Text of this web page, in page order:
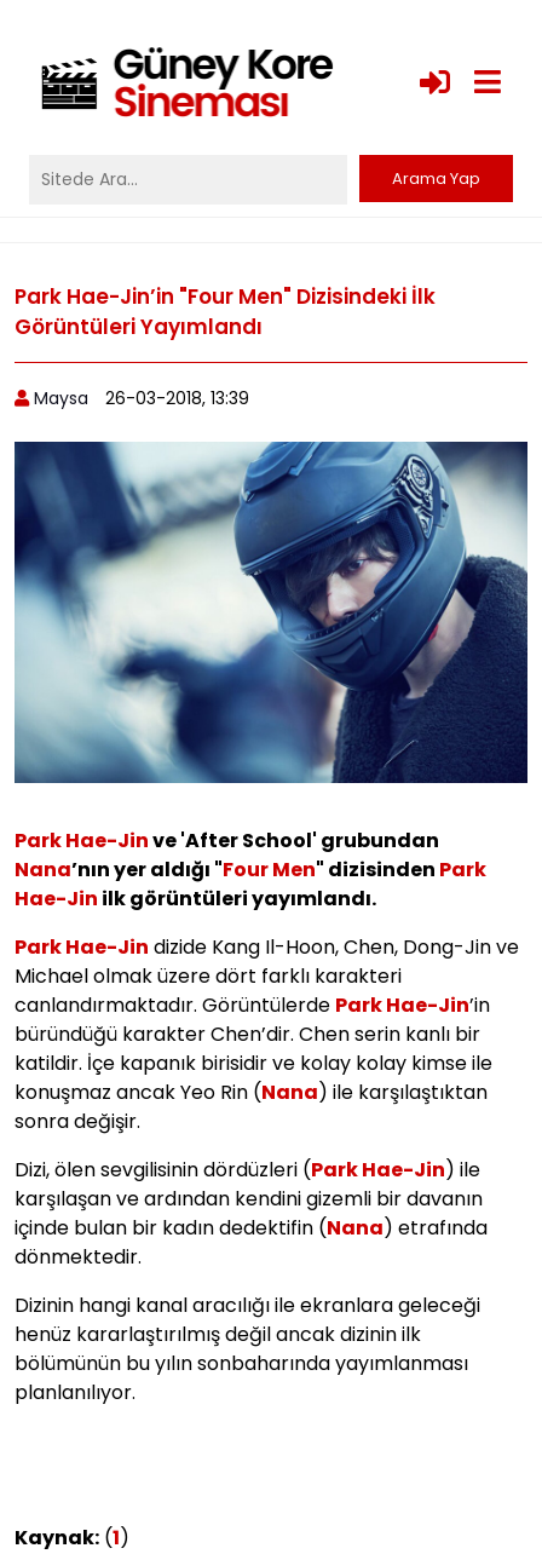
Park Hae-Jin’in "Four Men" Dizisindeki İlk
Görüntüleri Yayımlandı
Maysa 26-03-2018, 13:39
Park Hae-Jinve 'After School' grubundan
Nana’nın yer aldığı "Four Men" dizisinden Park
Hae-Jin ilk görüntüleri yayımlandı.
Park Hae-Jin dizide Kang Il-Hoon, Chen, Dong-Jin ve
Michael olmak üzere dört farklı karakteri
canlandırmaktadır. Görüntülerde Park Hae-Jin’in
büründüğü karakter Chen’dir. Chen serin kanlı bir
katildir. İçe kapanık birisidir ve kolay kolay kimse ile
konuşmaz ancak Yeo Rin (Nana) ile karşılaştıktan
sonra değişir.
Dizi, ölen sevgilisinin dördüzleri (Park Hae-Jin) ile
karşılaşan ve ardından kendini gizemli bir davanın
içinde bulan bir kadın dedektifin (Nana) etrafında
dönmektedir.
Dizinin hangi kanal aracılığı ile ekranlara geleceği
henüz kararlaştırılmış değil ancak dizinin ilk
bölümünün bu yılın sonbaharında yayımlanması
planlanılıyor.
Kaynak: (1)